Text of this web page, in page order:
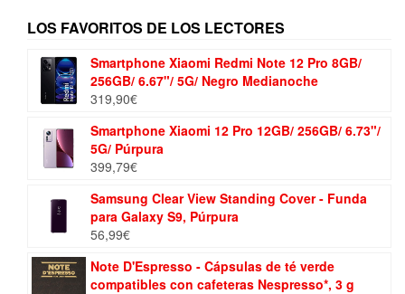
LOS FAVORITOS DE LOS LECTORES
Smartphone Xiaomi Redmi Note 12 Pro 8GB/
256GB/ 6.67"/ 5G/ Negro Medianoche
319,90€
Smartphone Xiaomi 12 Pro 12GB/ 256GB/ 6.73"/
5G/ Púrpura
399,79€
Samsung Clear View Standing Cover - Funda
para Galaxy S9, Púrpura
56,99€
Note D'Espresso - Cápsulas de té verde
compatibles con cafeteras Nespresso*, 3 g